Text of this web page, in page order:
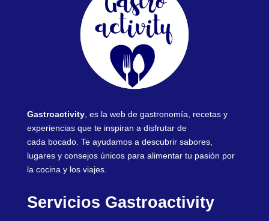
Gastroactivity, es la web de gastronomía, recetas y
experiencias que te inspiran a disfrutar de
cada bocado. Te ayudamos a descubrir sabores,
lugares y consejos únicos para alimentar tu pasión por
la cocina y los viajes.
Servicios Gastroactivity